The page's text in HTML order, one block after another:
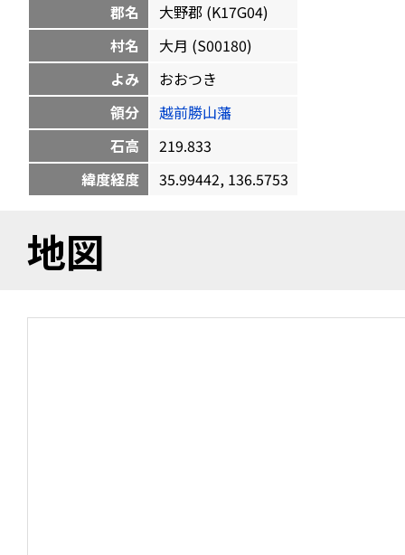
郡名
大野郡 (K17G04)
村名
大月 (S00180)
よみ
おおつき
領分
越前勝山藩
石高
219.833
緯度経度
35.99442, 136.5753
地図